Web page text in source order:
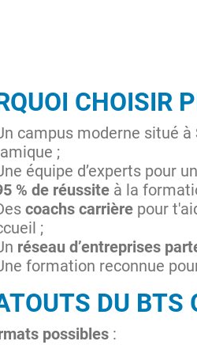
CHOISIR
campus moderne situé à
;
équipe d’experts pour un
% de réussite à la
coachs carrière pour
;
réseau d’entreprises
formation reconnue
DU BTS
possibles :